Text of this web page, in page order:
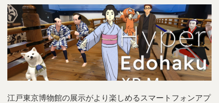
江戸東京博物館の展示がより楽しめるスマートフォンアプ